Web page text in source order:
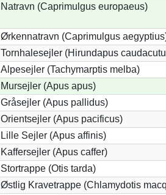
Natravn (Caprimulgus europaeus)
Ørkennatravn (Caprimulgus
Tornhalesejler (Hirundapus
Alpesejler (Tachymarptis melba)
Mursejler (Apus apus)
Gråsejler (Apus pallidus)
Orientsejler (Apus pacificus)
Lille Sejler (Apus affinis)
Kaffersejler (Apus caffer)
Stortrappe (Otis tarda)
Østlig Kravetrappe (Chlamydotis